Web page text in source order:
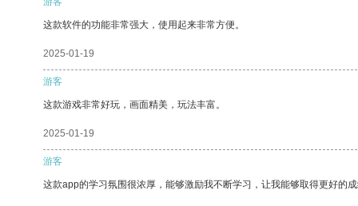
这款软件的功能非常强大，使用起来非常方便。
2025-01-19
游客
这款游戏非常好玩，画面精美，玩法丰富。
2025-01-19
游客
这款app的学习氛围很浓厚，能够激励我不断学习，让我能够取得更好的